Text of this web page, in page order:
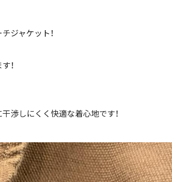
ジャケット！
！
渉しにくく快適な着心地です！